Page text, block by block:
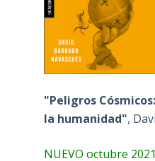
"Peligros
la humanidad",
NUEVO octubre 2021